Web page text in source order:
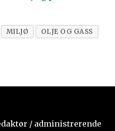
MILJØ OLJE OG GASS
/ administrerende